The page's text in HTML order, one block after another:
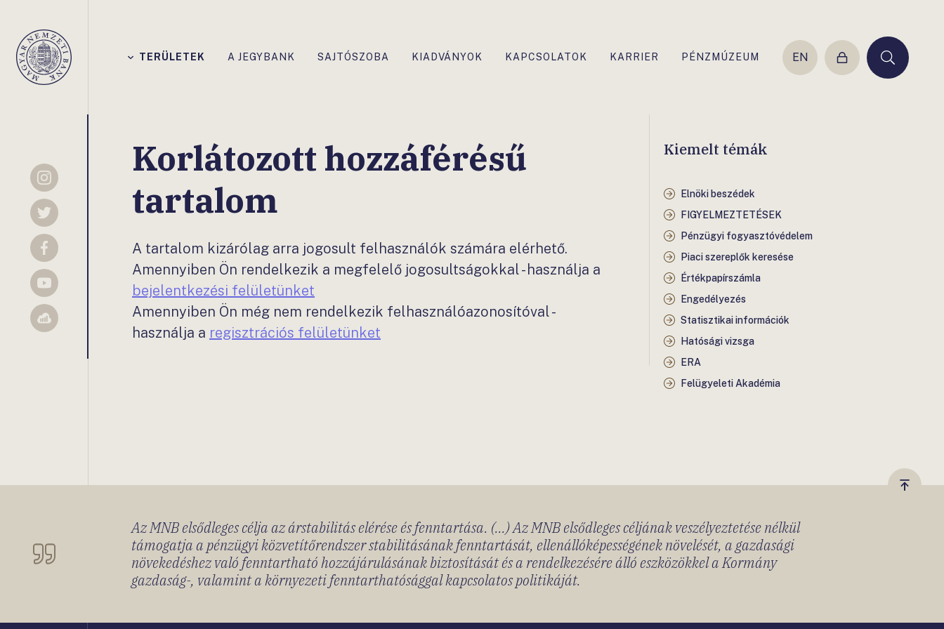
Magyar
Nemzeti
TERÜLETEK A JEGYBANK SAJTÓSZOBA KIADVÁNYOK KAPCSOLATOK KARRIER PÉNZMÚZEUM EN
Belépés Keresés
Instagram
Twitter
Facebook
YouTube
Sellsy
Korlátozott hozzáférésű
tartalom
A tartalom kizárólag arra jogosult felhasználók számára elérhető.
Amennyiben Ön rendelkezik a megfelelő jogosultságokkal - használja a
bejelentkezési felületünket
Amennyiben Ön még nem rendelkezik felhasználóazonosítóval -
használja a regisztrációs felületünket
Kiemelt témák
Elnöki beszédek
FIGYELMEZTETÉSEK
Pénzügyi fogyasztóvédelem
Piaci szereplők keresése
Értékpapírszámla
Engedélyezés
Statisztikai információk
Hatósági vizsga
ERA
Felügyeleti Akadémia
Vissza
Az MNB elsődleges célja az árstabilitás elérése és fenntartása. (...) Az MNB elsődleges céljának veszélyeztetése nélkül
támogatja a pénzügyi közvetítőrendszer stabilitásának fenntartását, ellenállóképességének növelését, a gazdasági
növekedéshez való fenntartható hozzájárulásának biztosítását és a rendelkezésére álló eszközökkel a Kormány
gazdaság-, valamint a környezeti fenntarthatósággal kapcsolatos politikáját.